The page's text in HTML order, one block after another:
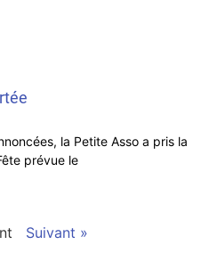
la Petite Asso a pris la
prévue le
Suivant »